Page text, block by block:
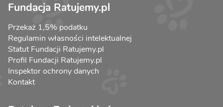
Fundacja Ratujemy.pl
Przekaż 1,5% podatku
Regulamin własności intelektualnej
Statut Fundacji Ratujemy.pl
Profil Fundacji Ratujemy.pl
Inspektor ochrony danych
Kontakt